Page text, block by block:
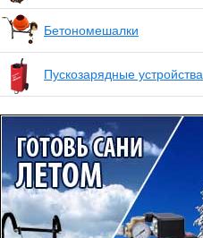
Бетономешалки
Пускозарядные устройства